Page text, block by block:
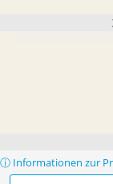
ⓘ Informationen zur